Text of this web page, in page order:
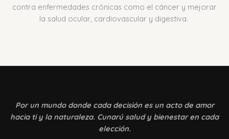
contra enfermedades crónicas como el cáncer y mejorar
la salud ocular, cardiovascular y digestiva.
Por un mundo donde cada decisión es un acto de amor
hacia ti y la naturaleza. Cunarú salud y bienestar en cada
elección.